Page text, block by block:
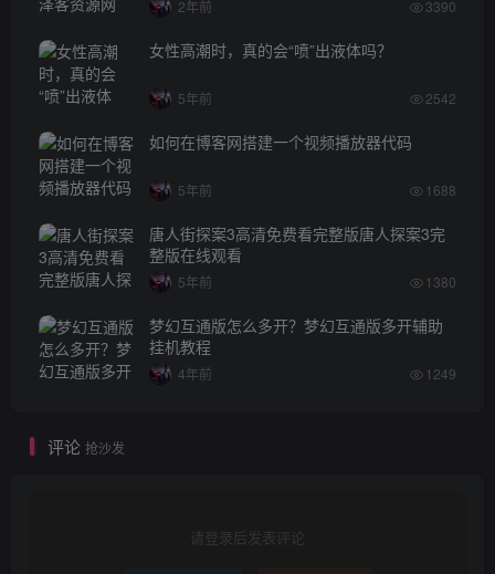
2年前 3390
女性高潮时，真的会“喷”出液体吗？
5年前 2542
如何在博客网搭建一个视频播放器代码
5年前 1688
唐人街探案3高清免费看完整版唐人探案3完
整版在线观看
5年前 1380
梦幻互通版怎么多开？梦幻互通版多开辅助
挂机教程
4年前 1249
评论 抢沙发
请登录后发表评论